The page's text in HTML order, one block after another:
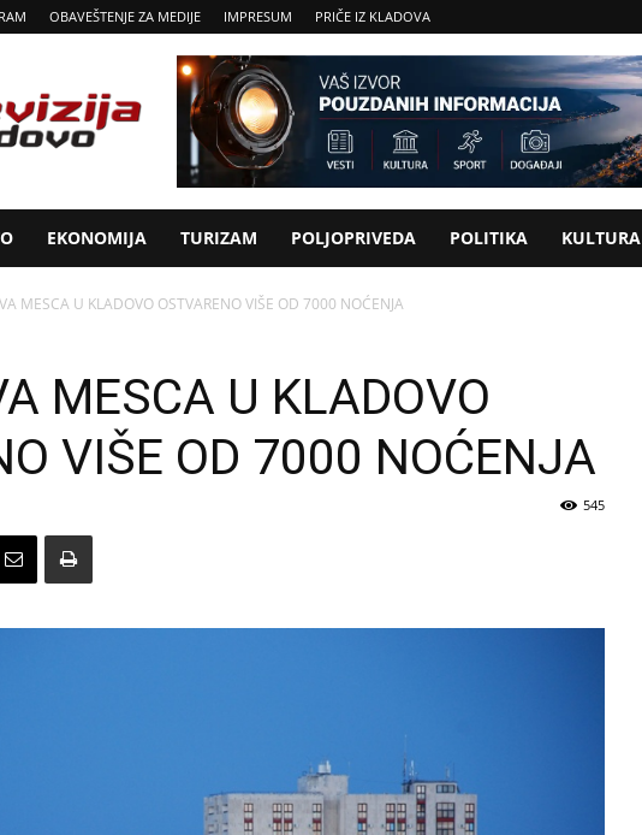
OBAVEŠTENJE ZA MEDIJE IMPRESUM PRIČE IZ KLADOVA
EKONOMIJA TURIZAM POLJOPRIVEDA POLITIKA KULTURA
MESCA U KLADOVO OSTVARENO VIŠE OD 7000 NOĆENJA
MESCA U KLADOVO
VIŠE OD 7000 NOĆENJA
545